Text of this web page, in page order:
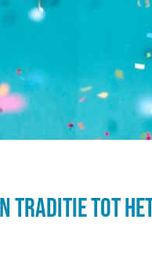
traditie tot